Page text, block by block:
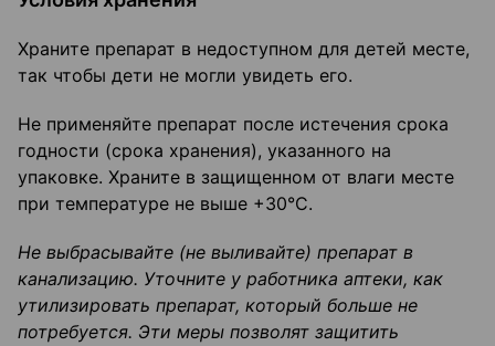
Храните препарат в недоступном для детей месте,
так чтобы дети не могли увидеть его.
Не применяйте препарат после истечения срока
годности (срока хранения), указанного на
упаковке. Храните в защищенном от влаги месте
при температуре не выше +30°С.
Не выбрасывайте (не выливайте) препарат в
канализацию. Уточните у работника аптеки, как
утилизировать препарат, который больше не
потребуется. Эти меры позволят защитить